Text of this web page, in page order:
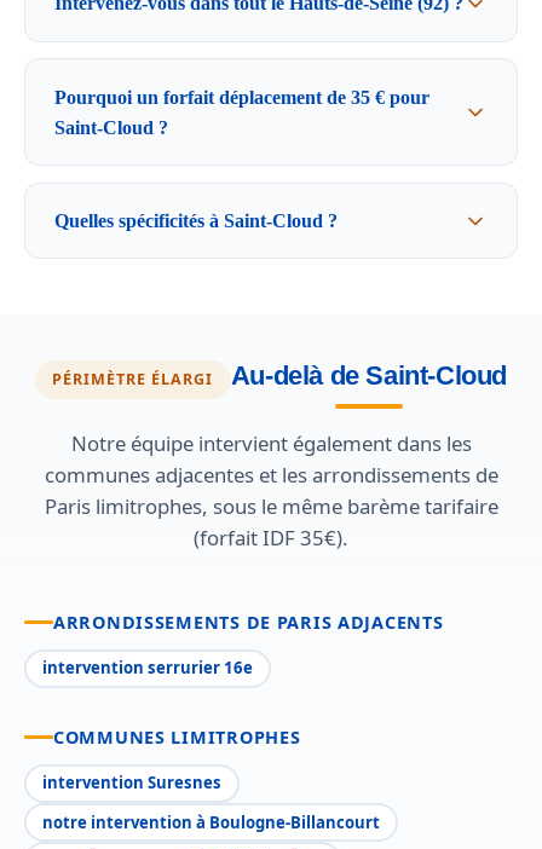
Pourquoi un forfait déplacement de 35 € pour
Saint-Cloud ?
Quelles spécificités à Saint-Cloud ?
PÉRIMÈTRE ÉLARGI Au-delà de Saint-Cloud
Notre équipe intervient également dans les
communes adjacentes et les arrondissements de
Paris limitrophes, sous le même barème tarifaire
(forfait IDF 35€).
ARRONDISSEMENTS DE PARIS ADJACENTS
intervention serrurier 16e
COMMUNES LIMITROPHES
intervention Suresnes
notre intervention à Boulogne-Billancourt